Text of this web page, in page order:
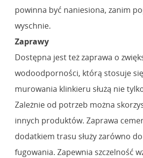
powinna być naniesiona, zanim
wyschnie.
Zaprawy
Dostępna jest też zaprawa o
wodoodporności, którą stosuje
murowania klinkieru służą nie
Zależnie od potrzeb można
innych produktów. Zaprawa
dodatkiem trasu służy zarówno
fugowania. Zapewnia szczelność